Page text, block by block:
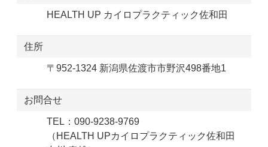
HEALTH UP カイロプラクティック佐和田
住所
〒952-1324 新潟県佐渡市市野沢498番地1
お問合せ
TEL：090-9238-9769
（HEALTH UPカイロプラクティック佐和田